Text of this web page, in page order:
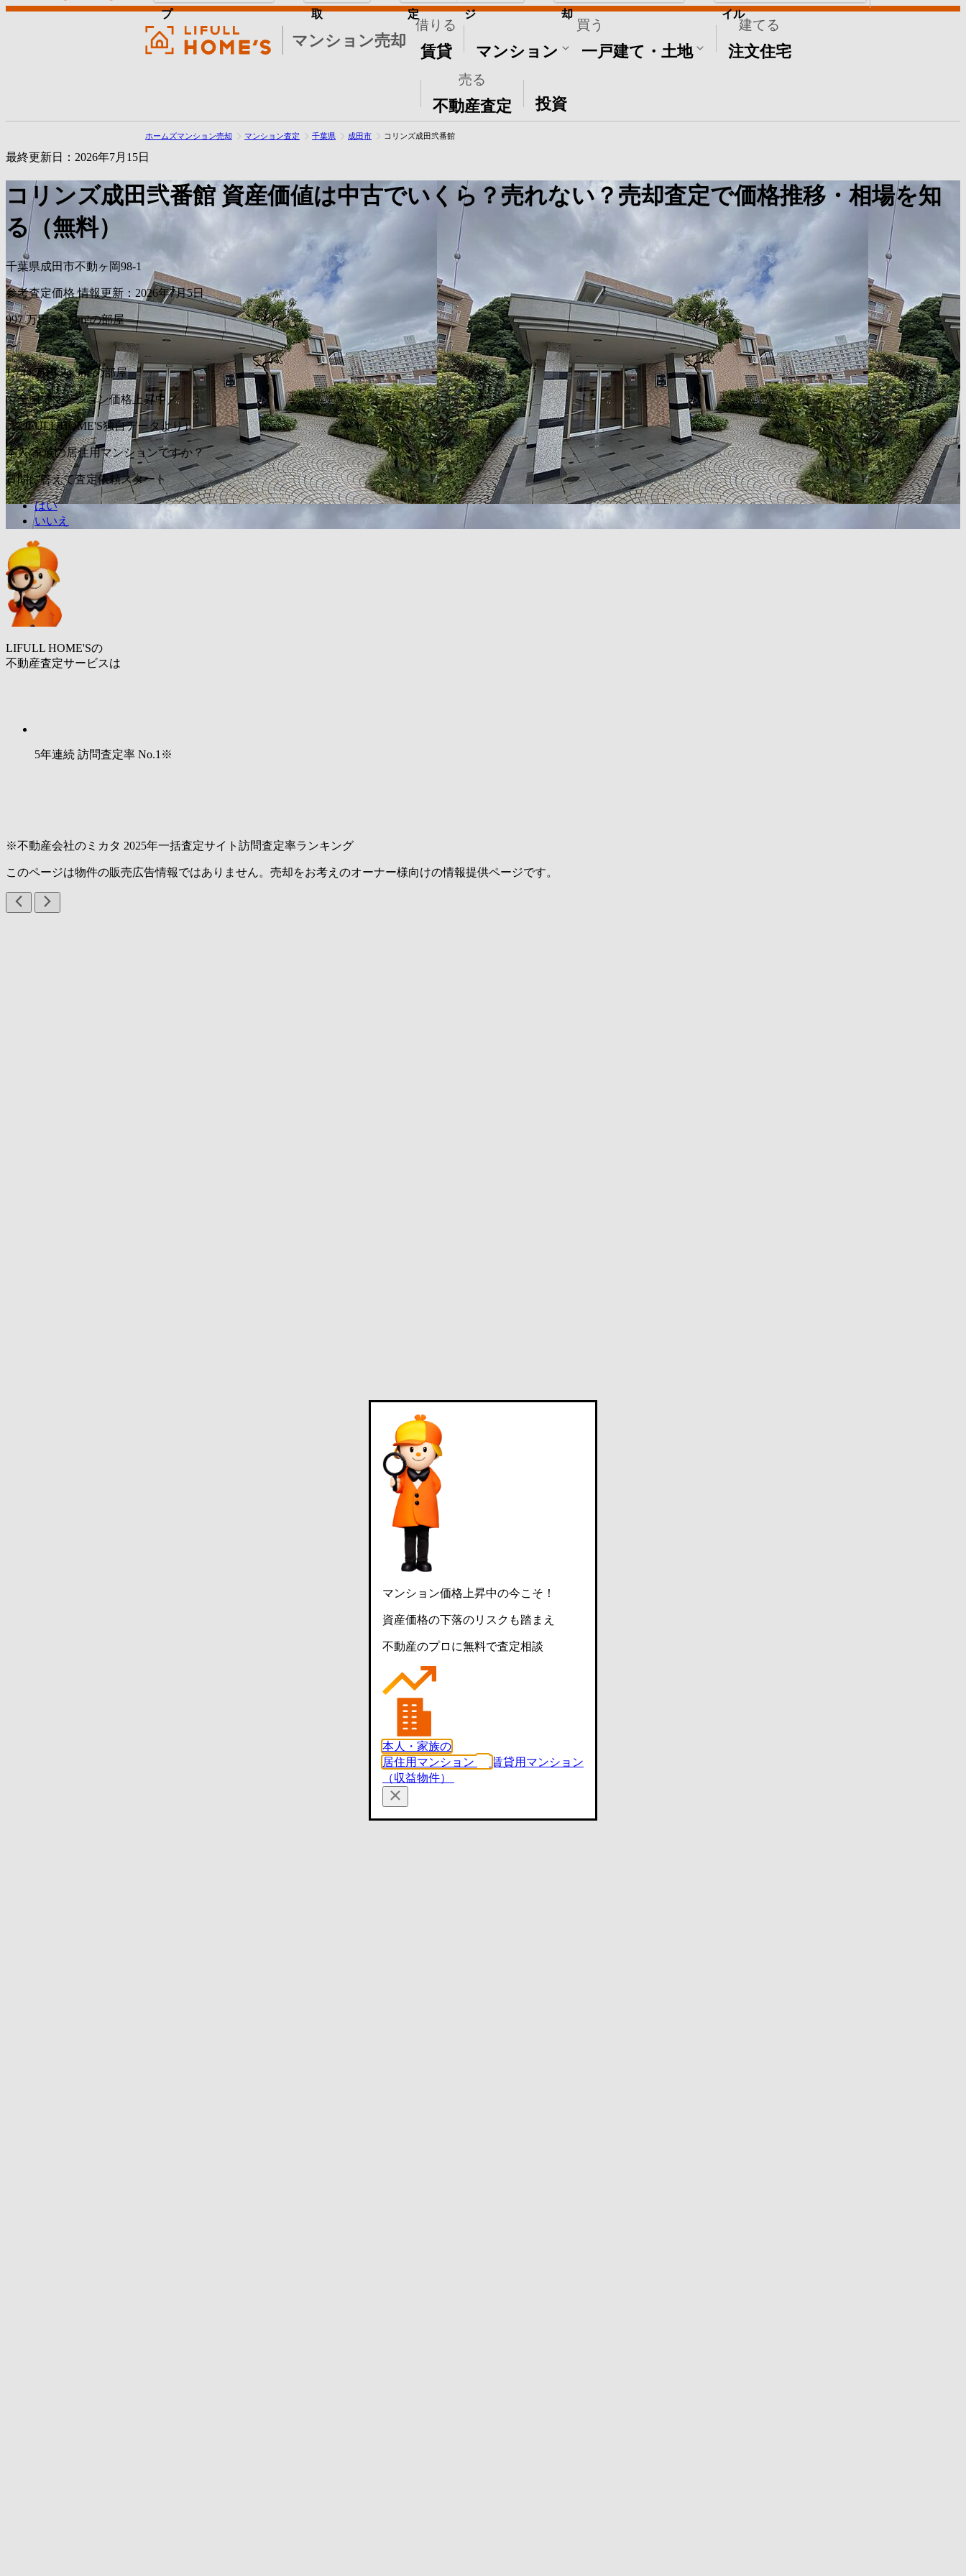
マンション売却
借りる
賃貸
買う
マンション 一戸建て・土地
建てる
注文住宅
売る
不動産査定
その他
投資
プ 取 定 ジ 却 イル
ホームズマンション売却 マンション査定 千葉県 成田市 コリンズ成田弐番館
最終更新日：2026年7月15日
コリンズ成田弐番館 資産価値は中古でいくら？売れない？売却査定で価格推移・相場を知
る（無料）
千葉県成田市不動ヶ岡98-1
参考査定価格 情報更新：2026年7月5日
997 万円 53.33m²の部屋
〜
1,744 万円 74.5m²の部屋
＼全国でマンション価格上昇中／
（LIFULL HOME'S独自データより）
本人/家族の居住用マンションですか？
質問に答えて査定依頼スタート
はい
いいえ
LIFULL HOME'Sの
不動産査定サービスは
5年連続 訪問査定率 No.1 ※
※不動産会社のミカタ 2025年一括査定サイト訪問査定率ランキング
このページは物件の販売広告情報ではありません。売却をお考えのオーナー様向けの情報提供ページです。
マンション価格上昇中の今こそ！
資産価格の下落のリスクも踏まえ
不動産のプロに無料で査定相談
本人・家族の
居住用マンション
賃貸用マンション
（収益物件）